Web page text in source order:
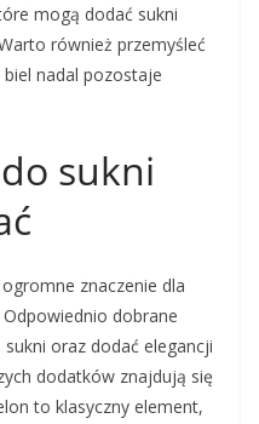
mogą dodać sukni
również przemyśleć
nadal pozostaje
sukni
znaczenie dla
Odpowiednio dobrane
oraz dodać elegancji
dodatków znajdują się
to klasyczny element,